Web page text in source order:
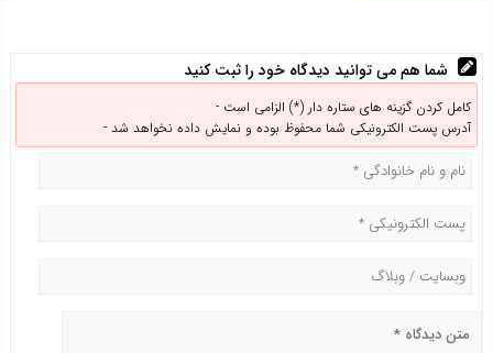
شما هم می توانید دیدگاه خود را ثبت کنید
کامل کردن گزینه های ستاره دار (*) الزامی است -
آدرس پست الکترونیکی شما محفوظ بوده و نمایش داده نخواهد شد -